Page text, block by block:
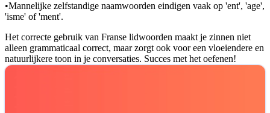
•Mannelijke zelfstandige naamwoorden eindigen vaak op 'ent', 'age',
'isme' of 'ment'.
Het correcte gebruik van Franse lidwoorden maakt je zinnen niet
alleen grammaticaal correct, maar zorgt ook voor een vloeiendere en
natuurlijkere toon in je conversaties. Succes met het oefenen!